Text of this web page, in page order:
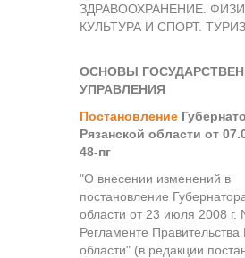
ЗДРАВООХРАНЕНИЕ.
КУЛЬТУРА И СПОРТ.
ОСНОВЫ
УПРАВЛЕНИЯ
Постановление
Рязанской области от
48-пг
"О внесении изменений в
постановление
области от 23 июля 2008 г.
Регламенте Правительства
области" (в редакции